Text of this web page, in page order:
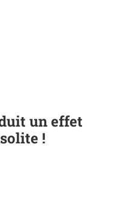
un effet
!